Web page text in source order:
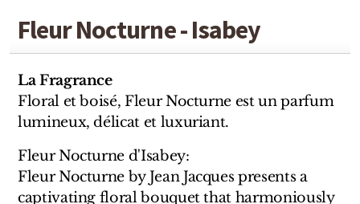
Fleur Nocturne - Isabey
La Fragrance
Floral et boisé, Fleur Nocturne est un parfum
lumineux, délicat et luxuriant.
Fleur Nocturne d'Isabey:
Fleur Nocturne by Jean Jacques presents a
captivating floral bouquet that harmoniously
The Different Company
Perris Monte-carlo
Robert Piguet
Sensatio
Trudon